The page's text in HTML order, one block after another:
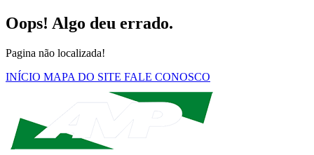
Oops! Algo deu errado.
Pagina não localizada!
INÍCIO MAPA DO SITE FALE CONOSCO